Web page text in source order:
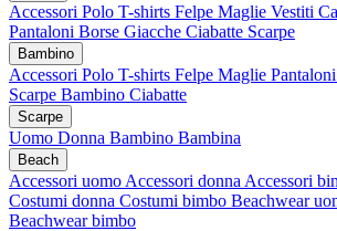
Accessori Polo T-shirts Felpe Maglie Vestiti
Pantaloni Borse Giacche Ciabatte Scarpe
Bambino
Accessori Polo T-shirts Felpe Maglie Pantaloni
Scarpe Bambino Ciabatte
Scarpe
Uomo Donna Bambino Bambina
Beach
Accessori uomo Accessori donna Accessori
Costumi donna Costumi bimbo Beachwear
Beachwear bimbo